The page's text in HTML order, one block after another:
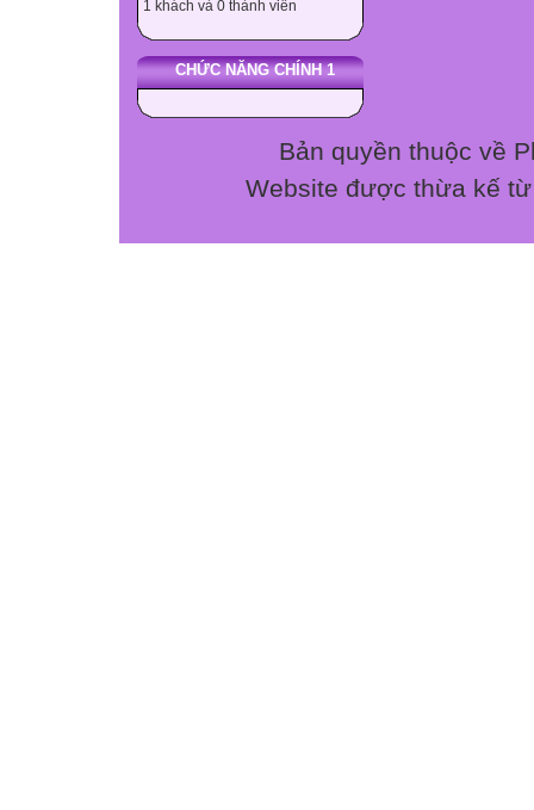
1 khách và 0 thành viên
CHỨC NĂNG CHÍNH 1
Bản quyền thuộc về
Website được thừa kế